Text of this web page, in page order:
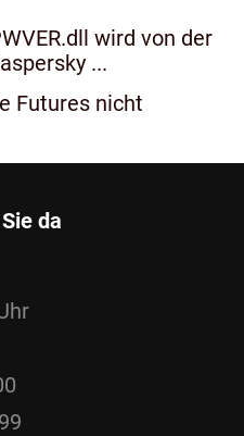
wird von der
...
Futures nicht
da